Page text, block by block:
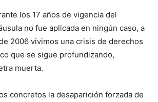
los 17 años de vigencia del
no fue aplicada en ningún caso, a
2006 vivimos una crisis de derechos
que se sigue profundizando,
muerta.
concretos la desaparición forzada de